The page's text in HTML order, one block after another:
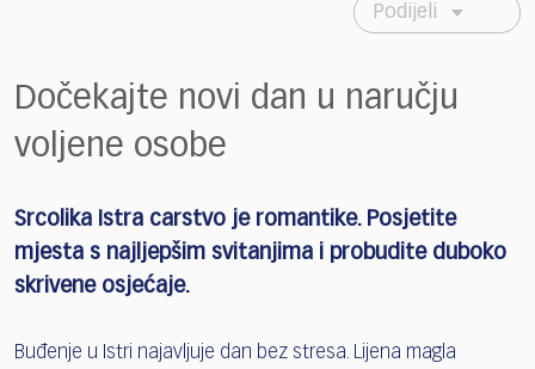
Podijeli
Dočekajte novi dan u naručju
voljene osobe
Srcolika Istra carstvo je romantike. Posjetite
mjesta s najljepšim svitanjima i probudite duboko
skrivene osjećaje.
Buđenje u Istri najavljuje dan bez stresa. Lijena magla